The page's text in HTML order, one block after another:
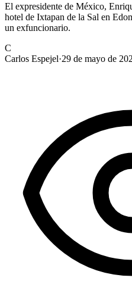
El expresidente de México,
hotel de Ixtapan de la Sal en
un exfuncionario.
C
Carlos Espejel·29 de mayo de